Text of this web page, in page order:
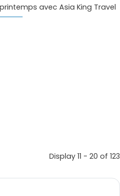
avec Asia King Travel
Display 11 - 20 of 123